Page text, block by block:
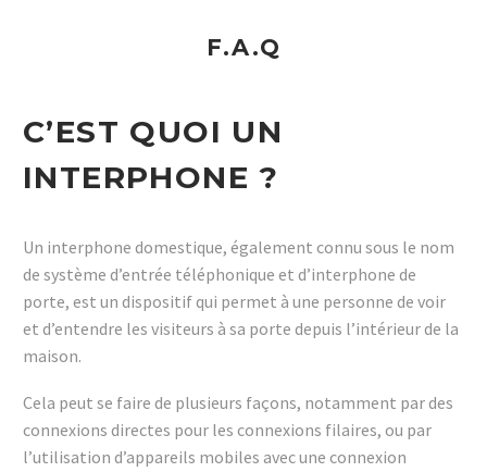
F.A.Q
C’EST QUOI UN
INTERPHONE ?
Un interphone domestique, également connu sous le nom
de système d’entrée téléphonique et d’interphone de
porte, est un dispositif qui permet à une personne de voir
et d’entendre les visiteurs à sa porte depuis l’intérieur de la
maison.
Cela peut se faire de plusieurs façons, notamment par des
connexions directes pour les connexions filaires, ou par
l’utilisation d’appareils mobiles avec une connexion